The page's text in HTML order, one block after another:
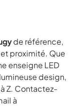
de référence,
proximité. Que
enseigne LED
design,
Z. Contactez-
à